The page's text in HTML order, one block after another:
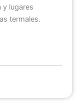
lugares
termales.